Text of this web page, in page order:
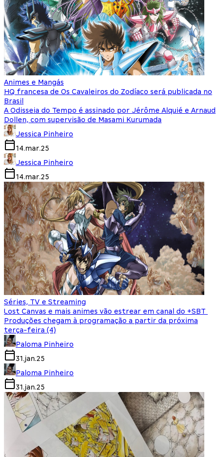
Animes e Mangás
HQ francesa de Os Cavaleiros do Zodíaco será publicada no
Brasil
A Odisseia do Tempo é assinado por Jérôme Alquié e Arnaud
Dollen, com supervisão de Masami Kurumada
Jessica Pinheiro
14.mar.25
Jessica Pinheiro
14.mar.25
Séries, TV e Streaming
Lost Canvas e mais animes vão estrear em canal do +SBT
Produções chegam à programação a partir da próxima
terça-feira (4)
Paloma Pinheiro
31.jan.25
Paloma Pinheiro
31.jan.25